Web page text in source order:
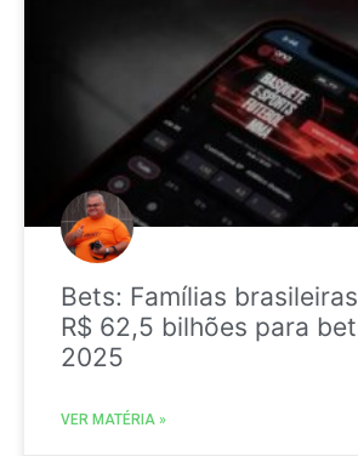
Bets: Famílias
R$ 62,5 bilhões para
2025
VER MATÉRIA »